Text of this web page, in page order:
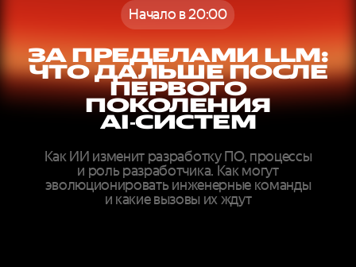
Начало в 20:00
ЗА ПРЕДЕЛАМИ LLM:
ЧТО ДАЛЬШЕ ПОСЛЕ
ПЕРВОГО
ПОКОЛЕНИЯ
AI‑СИСТЕМ
Как ИИ изменит разработку ПО, процессы
и роль разработчика. Как могут
эволюционировать инженерные команды
и какие вызовы их ждут